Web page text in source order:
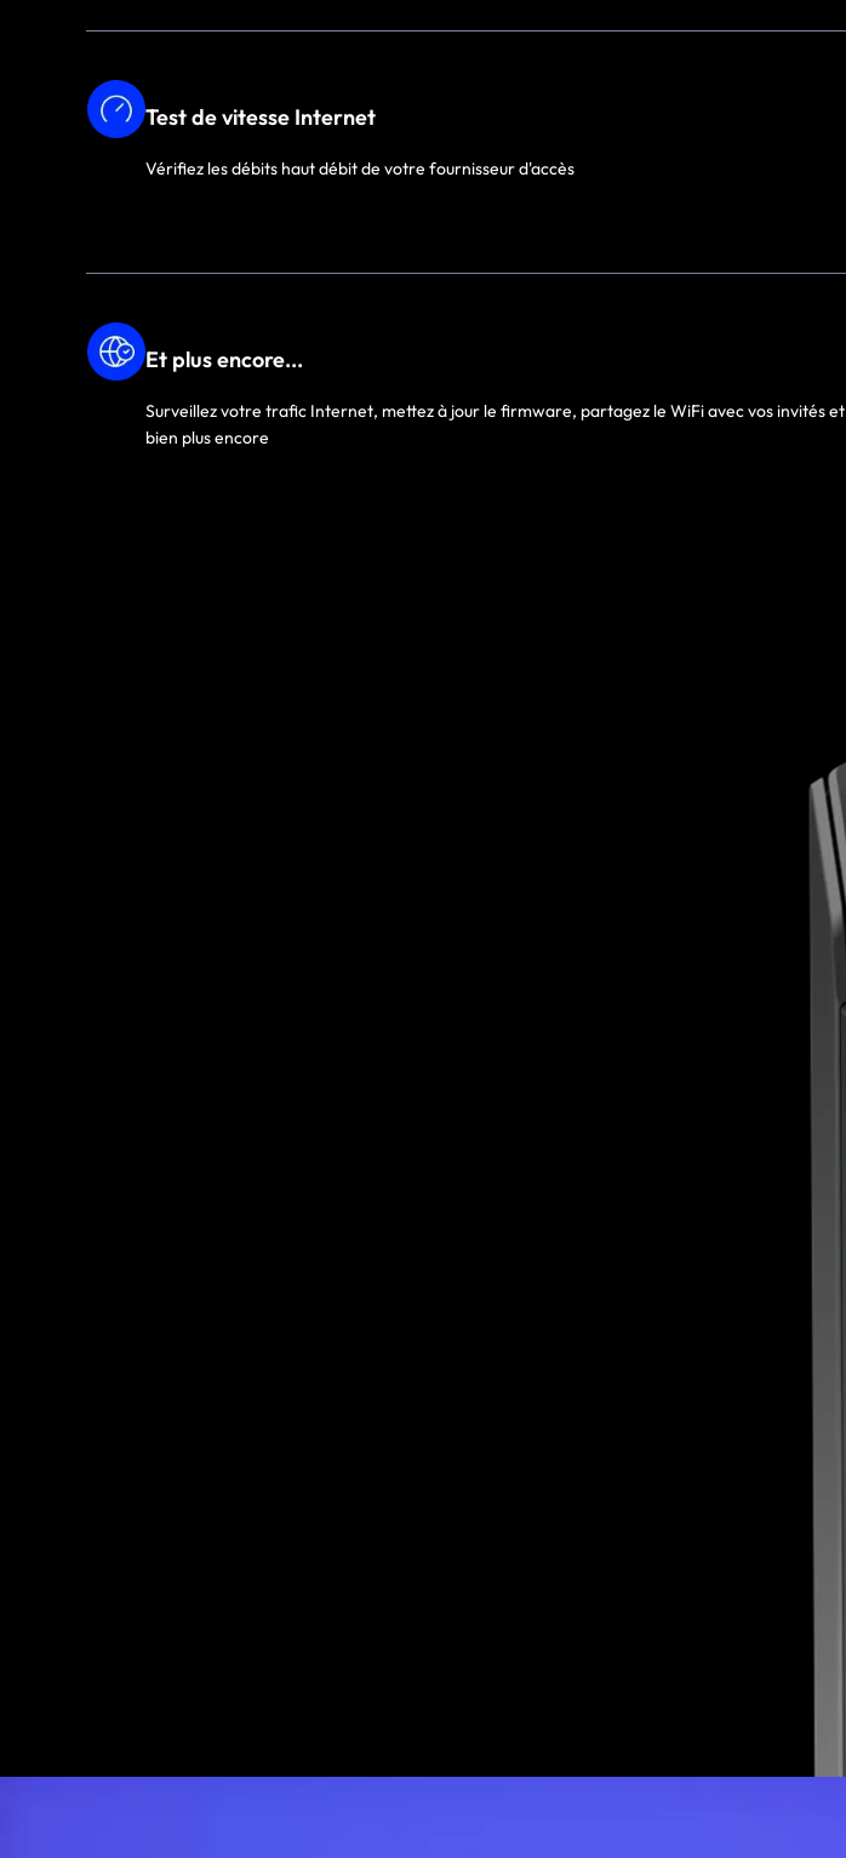
Test de vitesse Internet
Vérifiez les débits haut débit de votre fournisseur d'accès
Et plus encore...
Surveillez votre trafic Internet, mettez à jour le firmware, partagez le WiFi avec vos invités et
bien plus encore